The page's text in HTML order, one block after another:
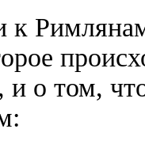
к
и о том,